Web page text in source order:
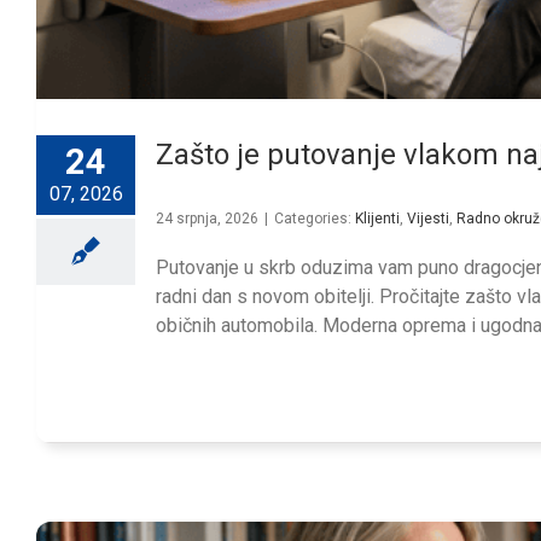
24
07, 2026
Zašto je putovanje vlakom
24 srpnja, 2026 | Categories: Klijenti, Vijesti, Radno
Putovanje u skrb oduzima vam puno
radni dan s novom obitelji. Pročitajte zašto
običnih automobila. Moderna oprema i